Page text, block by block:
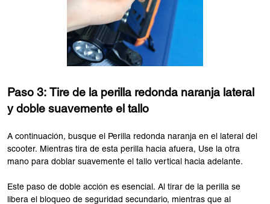
Paso 3: Tire de la perilla redonda naranja lateral
y doble suavemente el tallo
A continuación, busque el Perilla redonda naranja en el lateral del
scooter. Mientras tira de esta perilla hacia afuera, Use la otra
mano para doblar suavemente el tallo vertical hacia adelante.
Este paso de doble acción es esencial. Al tirar de la perilla se
libera el bloqueo de seguridad secundario, mientras que al